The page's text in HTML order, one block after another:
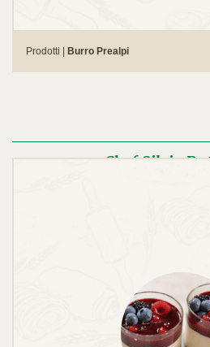
Prodotti | Burro Prealpi
Chef Silvio